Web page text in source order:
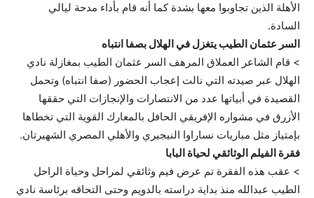
الأهلة الذين تجاوبوا معها بشدة كما أنه قام بأداء مدحة ليالي
السادة.
السر عثمان الطيب يتغزل في الهلال بصفا انتباه
> قام الشاعر العملاق المرهف السر عثمان الطيب بمغازلة نادي
الهلال عبر صيدته التي نالت إعجاب الحضور (صفا انتباه) وتحمل
القصيدة في أبياتها عدد من الانتصارات والإنجازات التي حققها
الأزرق في مشواره الإفريقي الحافل بالمعارك القوية التي تخطاها
بإمتياز مثل مباريات نساراوا النيجيري والأهلي المصري الشهيرتان.
فقرة الفيلم الوثائقي لحياة البابا
> عقب هذه الفقرة تم عرض فيم وثائقي لمراحل وحياة الراحل
الطيب عبدالله منذ بداية دراسته بالدويم وحتى التحاقه برئاسة نادي